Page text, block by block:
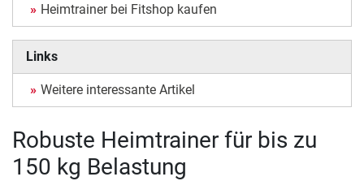
Heimtrainer bei Fitshop kaufen
Links
Weitere interessante Artikel
Robuste Heimtrainer für bis zu
150 kg Belastung